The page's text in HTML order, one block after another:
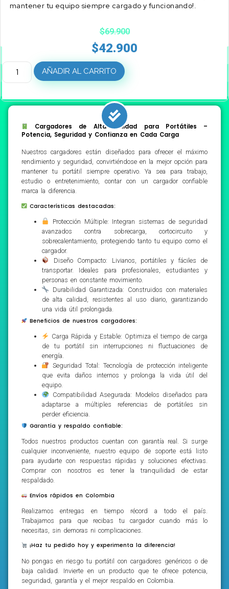
mantener tu equipo siempre cargado y funcionando!.
$69.900
$42.900
AÑADIR AL CARRITO
Cargadores de Alta Calidad para Portátiles –
Potencia, Seguridad y Confianza en Cada Carga
Nuestros cargadores están diseñados para ofrecer el máximo
rendimiento y seguridad, convirtiéndose en la mejor opción para
mantener tu portátil siempre operativo. Ya sea para trabajo,
estudio o entretenimiento, contar con un cargador confiable
marca la diferencia.
Características destacadas:
Protección Múltiple: Integran sistemas de seguridad
avanzados contra sobrecarga, cortocircuito y
sobrecalentamiento, protegiendo tanto tu equipo como el
cargador.
Diseño Compacto: Livianos, portátiles y fáciles de
transportar. Ideales para profesionales, estudiantes y
personas en constante movimiento.
Durabilidad Garantizada: Construidos con materiales
de alta calidad, resistentes al uso diario, garantizando
una vida útil prolongada.
Beneficios de nuestros cargadores:
Carga Rápida y Estable: Optimiza el tiempo de carga
de tu portátil sin interrupciones ni fluctuaciones de
energía.
Seguridad Total: Tecnología de protección inteligente
que evita daños internos y prolonga la vida útil del
equipo.
Compatibilidad Asegurada: Modelos diseñados para
adaptarse a múltiples referencias de portátiles sin
perder eficiencia.
Garantía y respaldo confiable:
Todos nuestros productos cuentan con garantía real. Si surge
cualquier inconveniente, nuestro equipo de soporte está listo
para ayudarte con respuestas rápidas y soluciones efectivas.
Comprar con nosotros es tener la tranquilidad de estar
respaldado.
Envíos rápidos en Colombia
Realizamos entregas en tiempo récord a todo el país.
Trabajamos para que recibas tu cargador cuando más lo
necesitas, sin demoras ni complicaciones.
¡Haz tu pedido hoy y experimenta la diferencia!
No pongas en riesgo tu portátil con cargadores genéricos o de
baja calidad. Invierte en un producto que te ofrece potencia,
seguridad, garantía y el mejor respaldo en Colombia.